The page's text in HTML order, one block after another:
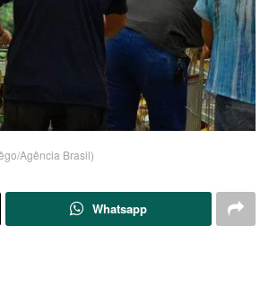
Agência Brasil)
Whatsapp